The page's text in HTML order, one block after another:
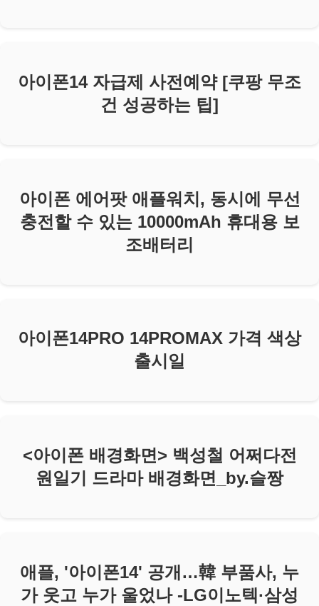
아이폰14 자급제 사전예약 [쿠팡 무조
건 성공하는 팁]
아이폰 에어팟 애플워치, 동시에 무선
충전할 수 있는 10000mAh 휴대용 보
조배터리
아이폰14PRO 14PROMAX 가격 색상
출시일
<아이폰 배경화면> 백성철 어쩌다전
원일기 드라마 배경화면_by.슬짱
애플, '아이폰14' 공개…韓 부품사, 누
가 웃고 누가 울었나 -LG이노텍·삼성